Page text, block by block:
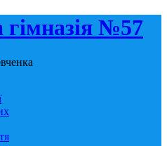
№57